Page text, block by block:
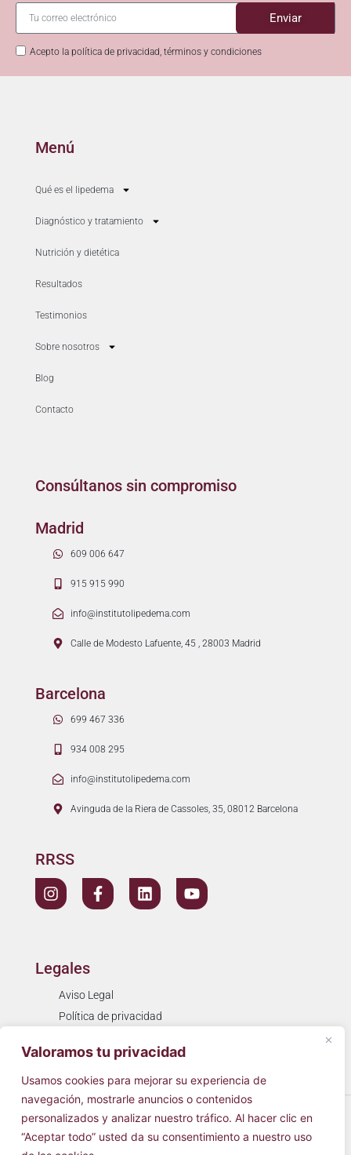
Valoramos tu privacidad
Usamos cookies para mejorar su experiencia de
navegación, mostrarle anuncios o contenidos
personalizados y analizar nuestro tráfico. Al hacer clic en
“Aceptar todo” usted da su consentimiento a nuestro uso
Acepto la política de privacidad, términos y condiciones
Enviar
Menú
Qué es el lipedema
Diagnóstico y tratamiento
Nutrición y dietética
Resultados
Testimonios
Sobre nosotros
Blog
Contacto
Consúltanos sin compromiso
Madrid
609 006 647
915 915 990
info@institutolipedema.com
Calle de Modesto Lafuente, 45 , 28003 Madrid
Barcelona
699 467 336
934 008 295
info@institutolipedema.com
Avinguda de la Riera de Cassoles, 35, 08012 Barcelona
RRSS
Legales
Aviso Legal
Política de privacidad
Resolución de litigios
© 2026Cínica SimarroTodos los derechos reservados.